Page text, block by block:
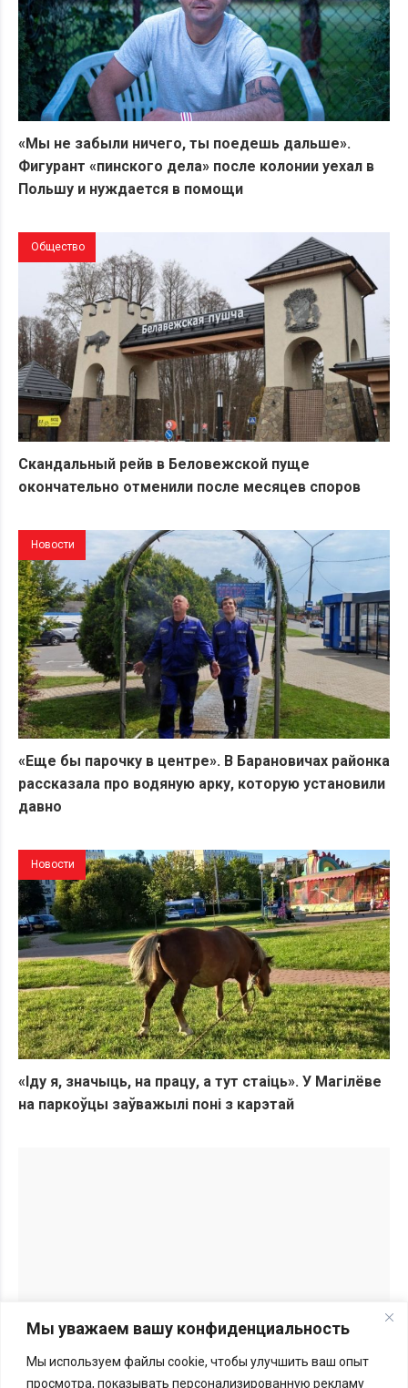
Мы уважаем вашу конфиденциальность
Мы используем файлы cookie, чтобы улучшить ваш опыт
просмотра, показывать персонализированную рекламу
«Мы не забыли ничего, ты поедешь дальше».
Фигурант «пинского дела» после колонии уехал в
Польшу и нуждается в помощи
Общество
Скандальный рейв в Беловежской пуще
окончательно отменили после месяцев споров
Новости
«Еще бы парочку в центре». В Барановичах районка
рассказала про водяную арку, которую установили
давно
Новости
«Іду я, значыць, на працу, а тут стаіць». У Магілёве
на паркоўцы заўважылі поні з карэтай
Перепечатка материалов BGmedia.site возможна только с